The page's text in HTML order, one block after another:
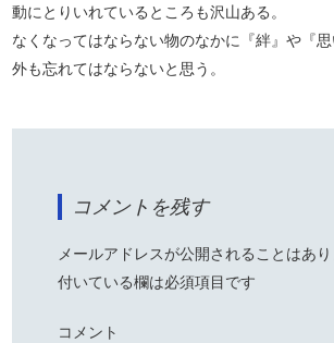
動にとりいれているところも沢山ある。
なくなってはならない物のなかに『絆』や『
外も忘れてはならないと思う。
コメントを残す
メールアドレスが公開されることはあり
付いている欄は必須項目です
コメント